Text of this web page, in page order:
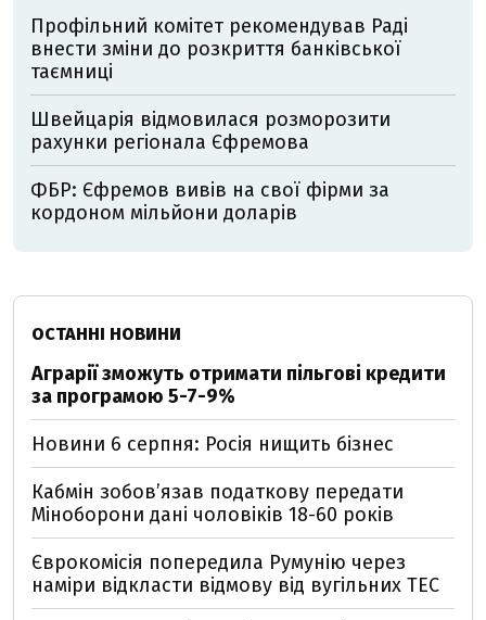
Профільний комітет рекомендував Раді
внести зміни до розкриття банківської
таємниці
Швейцарія відмовилася розморозити
рахунки регіонала Єфремова
ФБР: Єфремов вивів на свої фірми за
кордоном мільйони доларів
ОСТАННІ НОВИНИ
Аграрії зможуть отримати пільгові кредити
за програмою 5-7-9%
Новини 6 серпня: Росія нищить бізнес
Кабмін зобовʼязав податкову передати
Міноборони дані чоловіків 18-60 років
Єврокомісія попередила Румунію через
наміри відкласти відмову від вугільних ТЕС